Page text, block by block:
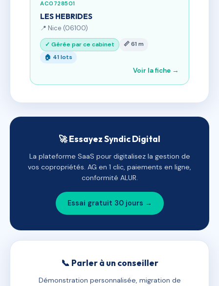
AC0728501
LES HEBRIDES
📍 Nice (06100)
✓ Gérée par ce cabinet
📏 61 m
🏠 41 lots
Voir la fiche →
🚀 Essayez Syndic Digital
La plateforme SaaS pour digitalisez la gestion de
vos copropriétés. AG en 1 clic, paiements en ligne,
conformité ALUR.
Essai gratuit 30 jours →
📞 Parler à un conseiller
Démonstration personnalisée, migration de